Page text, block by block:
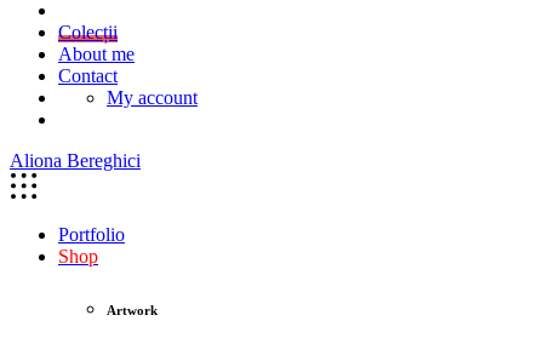
Colecții
About me
Contact
My account
Aliona Bereghici
Portfolio
Shop
Artwork